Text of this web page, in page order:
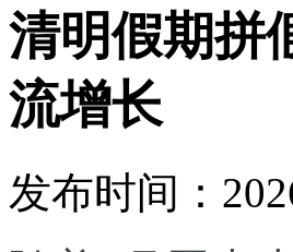
清明假期拼
流增长
发布时间：